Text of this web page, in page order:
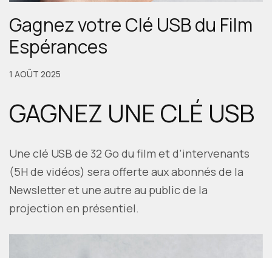
Gagnez votre Clé USB du Film
Espérances
1 AOÛT 2025
GAGNEZ UNE CLÉ USB
Une clé USB de 32 Go du film et d’intervenants
(5H de vidéos) sera offerte aux abonnés de la
Newsletter et une autre au public de la
projection en présentiel.